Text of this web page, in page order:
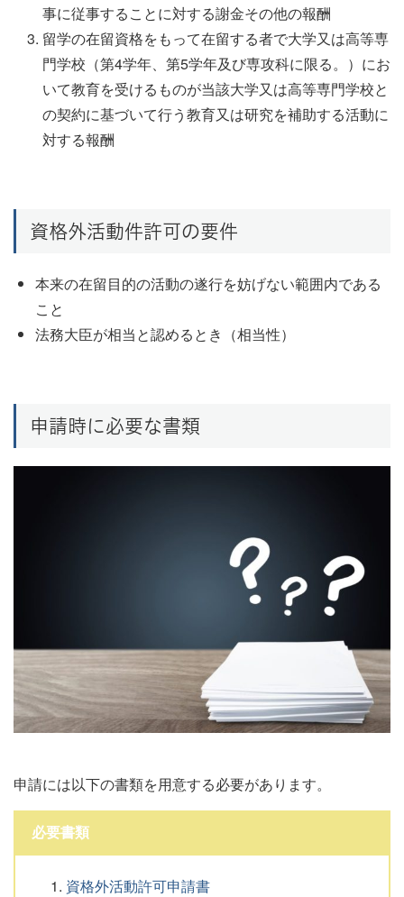
事に従事することに対する謝金その他の報酬
留学の在留資格をもって在留する者で大学又は高等専
門学校（第4学年、第5学年及び専攻科に限る。）にお
いて教育を受けるものが当該大学又は高等専門学校と
の契約に基づいて行う教育又は研究を補助する活動に
対する報酬
資格外活動件許可の要件
本来の在留目的の活動の遂行を妨げない範囲内である
こと
法務大臣が相当と認めるとき（相当性）
申請時に必要な書類
申請には以下の書類を用意する必要があります。
必要書類
資格外活動許可申請書